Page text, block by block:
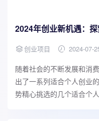
2024年创业新机遇：
创业项目 2024-07-
随着社会的不断发展和消
出了一系列适合个人创业
势精心挑选的几个适合个